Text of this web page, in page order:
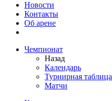
Новости
Контакты
Об арене
Чемпионат
Назад
Календарь
Турнирная таблица
Матчи